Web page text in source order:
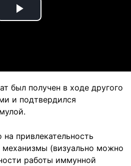
Play
был получен в ходе другого
и подтвердился
привлекательность
механизмы (визуально можно
работы иммунной